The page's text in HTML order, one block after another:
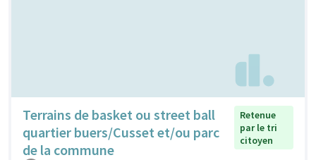
Terrains de basket ou street ball
quartier buers/Cusset et/ou parc
de la commune
Retenue
par le tri
citoyen